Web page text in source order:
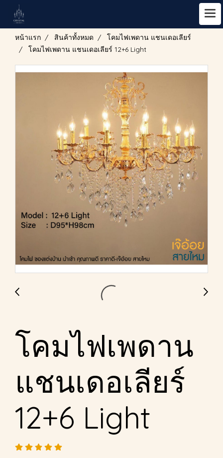
หน้าแรก สินค้าทั้งหมด
โคมไฟเพดาน แชนเดอเลียร์
โคมไฟเพดาน แชนเดอเลียร์ 12+6 Light
โคมไฟเพดาน
แชนเดอเลียร์
12+6 Light